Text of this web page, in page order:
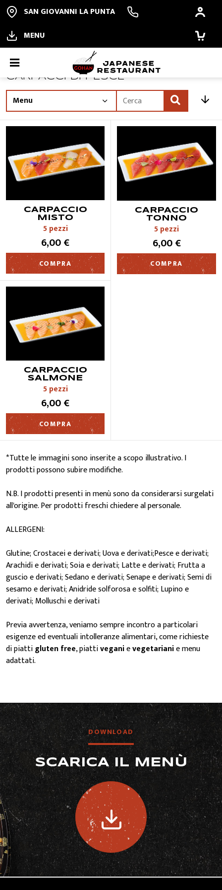
SAN GIOVANNI LA PUNTA
MENU
ORDINA ONLINE
PRENOTA
ALL YOU CAN EAT
RISTORANTE
CONTATTI
CARPACCIO カルパッチョ
CARPACCI DI PESCE
Offerte
CARPACCIO
MISTO
5 pezzi
6,00 €
COMPRA
CARPACCIO
TONNO
5 pezzi
6,00 €
COMPRA
CARPACCIO
SALMONE
5 pezzi
6,00 €
COMPRA
*Tutte le immagini sono inserite a scopo illustrativo. I
prodotti possono subire modifiche.
N.B. I prodotti presenti in menù sono da considerarsi surgelati
all'origine. Per prodotti freschi chiedere al personale.
ALLERGENI:
Glutine; Crostacei e derivati; Uova e derivati;Pesce e derivati;
Arachidi e derivati; Soia e derivati; Latte e derivati; Frutta a
guscio e derivati; Sedano e derivati; Senape e derivati; Semi di
sesamo e derivati; Anidride solforosa e solfiti; Lupino e
derivati; Molluschi e derivati
Previa avvertenza, veniamo sempre incontro a particolari
esigenze ed eventuali intolleranze alimentari, come richieste
di piattigluten free, piattiveganievegetarianie menu
adattati.
DOWNLOAD
SCARICA IL MENÙ